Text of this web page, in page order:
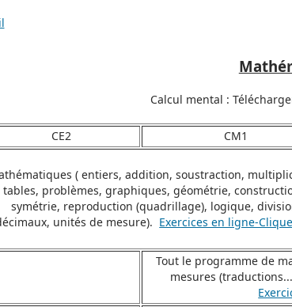
Calcul mental :
CE2 CM1
( entiers, addition, soustraction,
tables, problèmes, graphiques, géométrie,
symétrie, reproduction (quadrillage), logique,
unités de mesure). Exercices en ligne-
Tout le programme de
mesures